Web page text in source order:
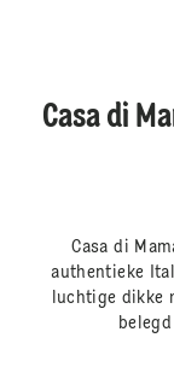
Casa di
Casa di
authentieke
luchtige dikke